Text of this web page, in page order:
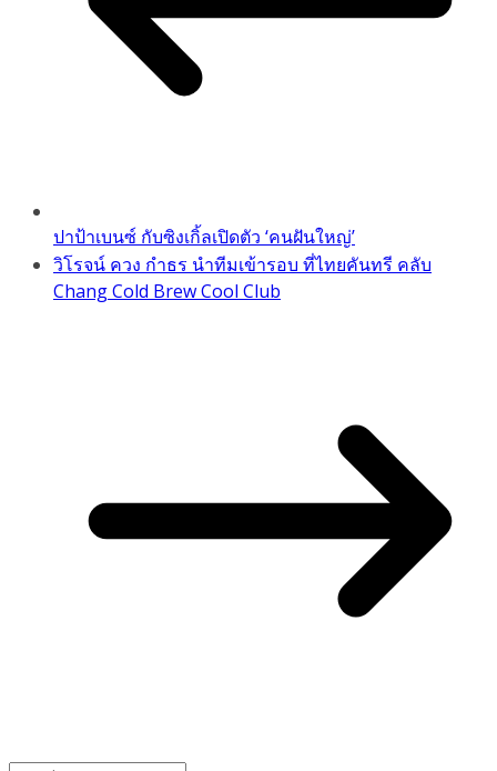
ปาป้าเบนซ์ กับซิงเกิ้ลเปิดตัว ‘คนฝันใหญ่’
วิโรจน์ ควง กำธร นำทีมเข้ารอบ ที่ไทยคันทรี คลับ
Chang Cold Brew Cool Club